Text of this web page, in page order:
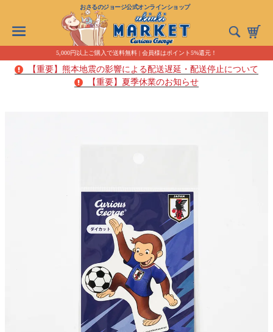
おさるのジョージ公式オンラインショップ
5,000円以上ご購入で送料無料 | 会員様はポイント5%還元！
【重要】熊本地震の影響による配送遅延・配送停止について
【重要】夏季休業のお知らせ